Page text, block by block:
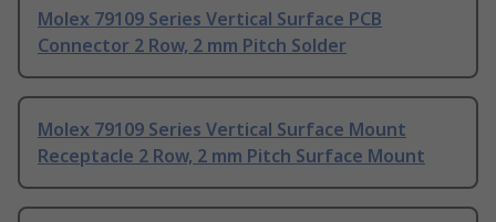
Molex 79109 Series Vertical Surface PCB
Connector 2 Row, 2 mm Pitch Solder
Molex 79109 Series Vertical Surface Mount
Receptacle 2 Row, 2 mm Pitch Surface Mount